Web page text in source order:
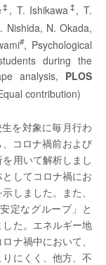
‡ , T. Ishikawa ‡, T.
Nishida, N. Okada,
#, Psychological
during the
analysis, PLOS
contribution)
を対象に毎月行わ
コロナ禍前および
用いて解析しまし
してコロナ禍にお
しました。また、
定なグループ」と
した。エネルギー地
ナ禍中において、
にくく、他方、不